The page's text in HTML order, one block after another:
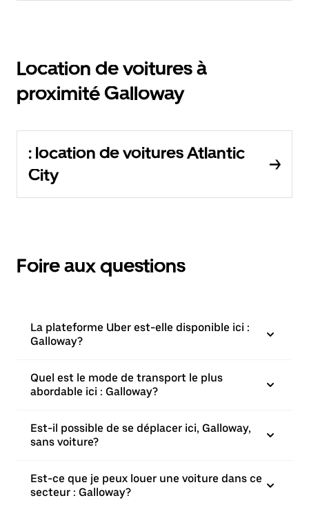
Location de voitures à
proximité Galloway
: location de voitures Atlantic
City
Foire aux questions
La plateforme Uber est-elle disponible ici :
Galloway?
Quel est le mode de transport le plus
abordable ici : Galloway?
Est-il possible de se déplacer ici, Galloway,
sans voiture?
Est-ce que je peux louer une voiture dans ce
secteur : Galloway?